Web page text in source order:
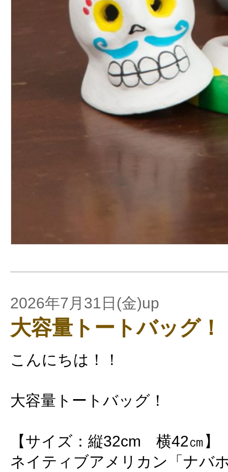
2026年7月31日(金)up
大容量トートバッグ！
こんにちは！！
大容量トートバッグ！
【サイズ：縦32cm 横42㎝】
ネイティブアメリカン「ナバ